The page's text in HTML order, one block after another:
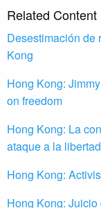
Related Content
Desestimación de
Kong
Hong Kong:
on freedom
Hong Kong: La
ataque a la libertad
Hong Kong:
Hong Kong: